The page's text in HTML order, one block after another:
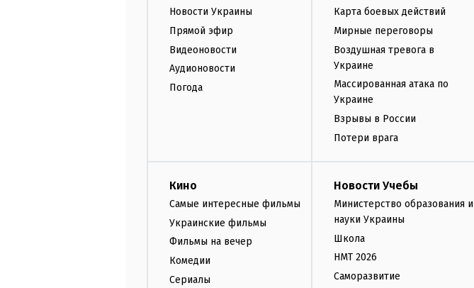
Новости Украины
Прямой эфир
Видеоновости
Аудионовости
Погода
Карта боевых действий
Мирные переговоры
Воздушная тревога в
Украине
Массированная атака по
Украине
Взрывы в России
Потери врага
Кино
Самые интересные фильмы
Украинские фильмы
Фильмы на вечер
Комедии
Сериалы
Новости Учебы
Министерство образования и
науки Украины
Школа
НМТ 2026
Саморазвитие